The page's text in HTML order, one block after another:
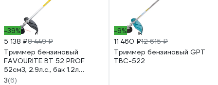
-39%
5 138 ₽8 449 ₽
Триммер бензиновый
FAVOURITE BT 52 PROF
52см3, 2.9л.с., бак 1.2л
555029052
3(6)
-9%
11 460 ₽12 615 ₽
Триммер бензиновый GPT
TBC-522